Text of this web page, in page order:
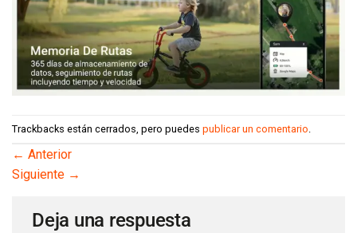
Trackbacks están cerrados, pero puedes publicar un comentario
← Anterior
Siguiente →
Deja una respuesta